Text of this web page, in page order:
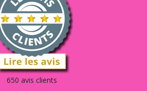
650 avis clients